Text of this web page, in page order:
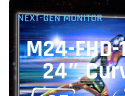
NEXT-GEN MONITOR
M24-FHD-
24″